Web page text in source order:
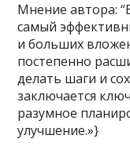
Мнение автора:
самый
и больших
постепенно
делать шаги и
заключается
разумное
улучшение.»}